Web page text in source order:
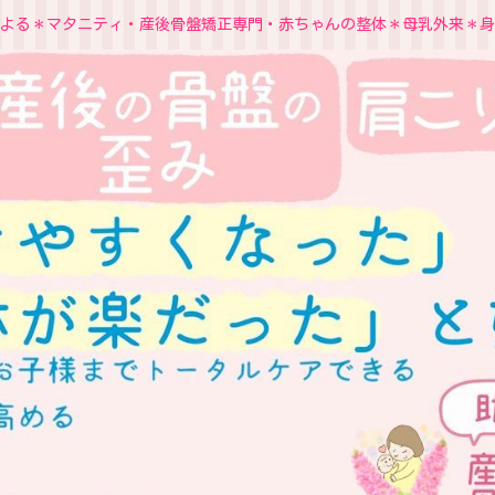
る＊マタニティ・産後骨盤矯正専門・赤ちゃんの整体＊母乳外来＊